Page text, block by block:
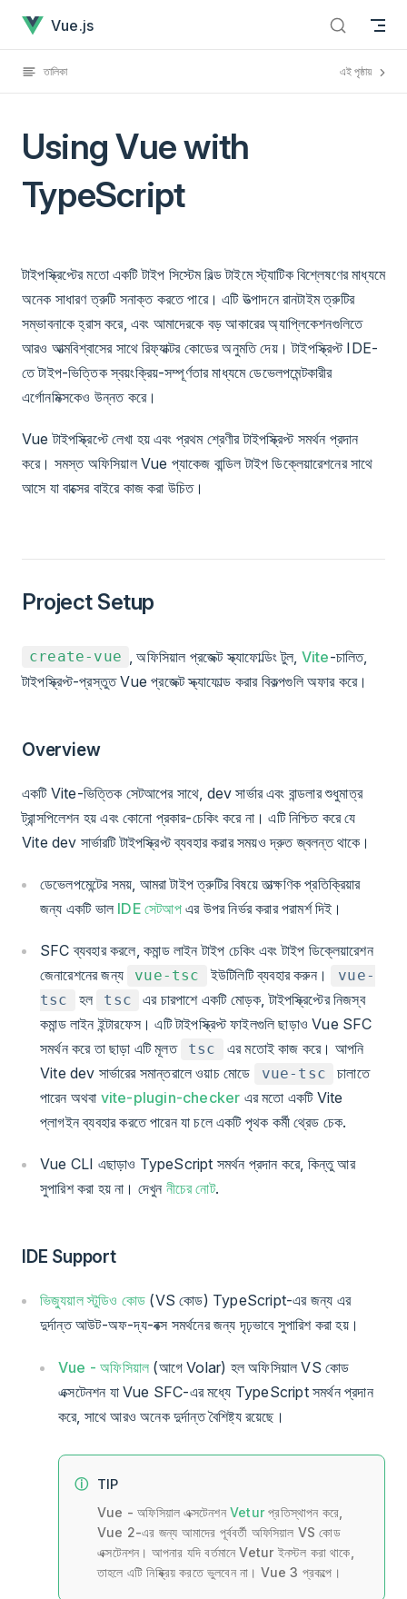
Skip to content
Vue.js
তালিকা এই পৃষ্ঠায়
Using Vue with
TypeScript
টাইপস্ক্রিপ্টের মতো একটি টাইপ সিস্টেম বিল্ড টাইমে স্ট্যাটিক বিশ্লেষণের মাধ্যমে
অনেক সাধারণ ত্রুটি সনাক্ত করতে পারে। এটি উত্পাদনে রানটাইম ত্রুটির
সম্ভাবনাকে হ্রাস করে, এবং আমাদেরকে বড় আকারের অ্যাপ্লিকেশনগুলিতে
আরও আত্মবিশ্বাসের সাথে রিফ্যাক্টর কোডের অনুমতি দেয়। টাইপস্ক্রিপ্ট IDE-
তে টাইপ-ভিত্তিক স্বয়ংক্রিয়-সম্পূর্ণতার মাধ্যমে ডেভেলপমেন্টকারীর
এর্গোনমিক্সকেও উন্নত করে।
Vue টাইপস্ক্রিপ্টে লেখা হয় এবং প্রথম শ্রেণীর টাইপস্ক্রিপ্ট সমর্থন প্রদান
করে। সমস্ত অফিসিয়াল Vue প্যাকেজ বান্ডিল টাইপ ডিক্লেয়ারেশনের সাথে
আসে যা বাক্সের বাইরে কাজ করা উচিত।
Project Setup
create-vue , অফিসিয়াল প্রজেক্ট স্ক্যাফোল্ডিং টুল, Vite-চালিত,
টাইপস্ক্রিপ্ট-প্রস্তুত Vue প্রজেক্ট স্ক্যাফোল্ড করার বিকল্পগুলি অফার করে।
Overview
একটি Vite-ভিত্তিক সেটআপের সাথে, dev সার্ভার এবং বান্ডলার শুধুমাত্র
ট্রান্সপিলেশন হয় এবং কোনো প্রকার-চেকিং করে না। এটি নিশ্চিত করে যে
Vite dev সার্ভারটি টাইপস্ক্রিপ্ট ব্যবহার করার সময়ও দ্রুত জ্বলন্ত থাকে।
ডেভেলপমেন্টের সময়, আমরা টাইপ ত্রুটির বিষয়ে তাত্ক্ষণিক প্রতিক্রিয়ার
জন্য একটি ভাল IDE সেটআপএর উপর নির্ভর করার পরামর্শ দিই।
SFC ব্যবহার করলে, কমান্ড লাইন টাইপ চেকিং এবং টাইপ ডিক্লেয়ারেশন
জেনারেশনের জন্য
vue-tsc ইউটিলিটি ব্যবহার করুন।
vue-
tsc
হল tsc
এর চারপাশে একটি মোড়ক, টাইপস্ক্রিপ্টের নিজস্ব
কমান্ড লাইন ইন্টারফেস। এটি টাইপস্ক্রিপ্ট ফাইলগুলি ছাড়াও Vue SFC
সমর্থন করে তা ছাড়া এটি মূলত
tsc
এর মতোই কাজ করে। আপনি
Vite dev সার্ভারের সমান্তরালে ওয়াচ মোডে
vue-tsc
চালাতে
পারেন অথবা vite-plugin-checker এর মতো একটি Vite
প্লাগইন ব্যবহার করতে পারেন যা চলে একটি পৃথক কর্মী থ্রেড চেক.
Vue CLI এছাড়াও TypeScript সমর্থন প্রদান করে, কিন্তু আর
সুপারিশ করা হয় না। দেখুন নীচের নোট.
IDE Support
ভিজ্যুয়াল স্টুডিও কোড (VS কোড) TypeScript-এর জন্য এর
দুর্দান্ত আউট-অফ-দ্য-বক্স সমর্থনের জন্য দৃঢ়ভাবে সুপারিশ করা হয়।
Vue - অফিসিয়াল (আগে Volar) হল অফিসিয়াল VS কোড
এক্সটেনশন যা Vue SFC-এর মধ্যে TypeScript সমর্থন প্রদান
করে, সাথে আরও অনেক দুর্দান্ত বৈশিষ্ট্য রয়েছে।
TIP
Vue - অফিসিয়াল এক্সটেনশনVeturপ্রতিস্থাপন করে,
Vue 2-এর জন্য আমাদের পূর্ববর্তী অফিসিয়াল VS কোড
এক্সটেনশন। আপনার যদি বর্তমানে Vetur ইনস্টল করা থাকে,
তাহলে এটি নিষ্ক্রিয় করতে ভুলবেন না। Vue 3 প্রকল্পে।